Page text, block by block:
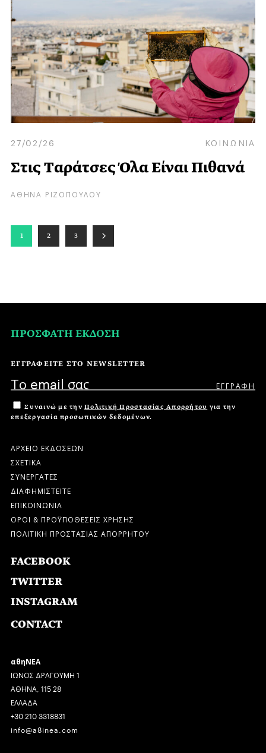
27/02/26 ΚΟΙΝΩΝΙΑ
Στις Tαράτσες Όλα Είναι Πιθανά
ΑΘΗΝΑ ΡΙΖΟΠΟΥΛΟΥ
1 2 3
ΠΡΟΣΦΑΤΗ ΕΚΔΟΣΗ
ΕΓΓΡΑΦΕΙΤΕ ΣΤΟ NEWSLETTER
Συναινώ με την Πολιτική Προστασίας Απορρήτου για την
επεξεργασία προσωπικών δεδομένων.
ΑΡΧΕΙΟ ΕΚΔΟΣΕΩΝ
ΣΧΕΤΙΚΑ
ΣΥΝΕΡΓΑΤΕΣ
ΔΙΑΦΗΜΙΣΤΕΙΤΕ
ΕΠΙΚΟΙΝΩΝΙΑ
ΟΡΟΙ & ΠΡΟΫΠΟΘΕΣΕΙΣ ΧΡΗΣΗΣ
ΠΟΛΙΤΙΚΗ ΠΡΟΣΤΑΣΙΑΣ ΑΠΟΡΡΗΤΟΥ
FACEBOOK
TWITTER
INSTAGRAM
CONTACT
αθηΝΕΑ
ΙΩΝΟΣ ΔΡΑΓΟΥΜΗ 1
ΑΘΗΝΑ, 115 28
ΕΛΛΑΔΑ
+30 210 3318831
info@a8inea.com